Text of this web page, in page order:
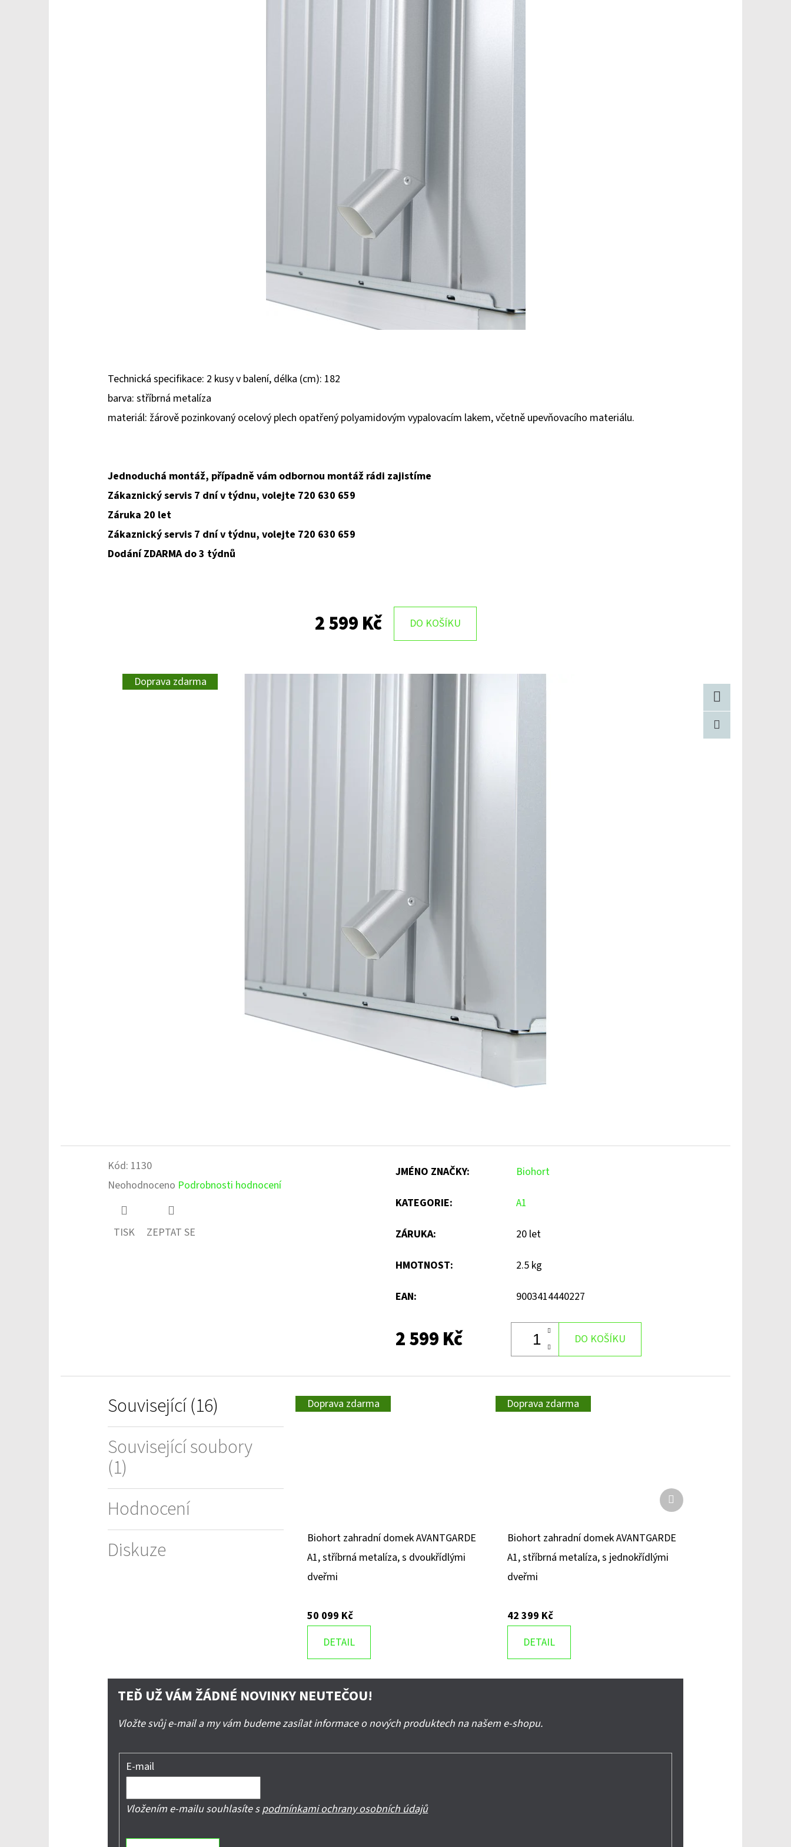
Technická specifikace: 2 kusy v balení, délka (cm): 182
barva: stříbrná metalíza
materiál: žárově pozinkovaný ocelový plech opatřený polyamidovým vypalovacím lakem, včetně upevňovacího materiálu.
Jednoduchá montáž, případně vám odbornou montáž rádi zajistíme
Zákaznický servis 7 dní v týdnu, volejte 720 630 659
Záruka 20 let
Zákaznický servis 7 dní v týdnu, volejte 720 630 659
Dodání ZDARMA do 3 týdnů
2 599 Kč DO KOŠÍKU
Doprava zdarma
Facebook
Kód: 1130
Průměrné
hodnocení
Neohodnoceno Podrobnosti hodnocení
TISK ZEPTAT SE
JMÉNO ZNAČKY: Biohort
KATEGORIE: A1
ZÁRUKA: 20 let
HMOTNOST: 2.5 kg
EAN: 9003414440227
2 599 Kč DO KOŠÍKU
Související (16)
Související soubory
(1)
Hodnocení
Diskuze
Doprava zdarma
Biohort zahradní domek AVANTGARDE
A1, stříbrná metalíza, s dvoukřídlými
dveřmi
50 099 Kč
DETAIL
Doprava zdarma
Biohort zahradní domek AVANTGARDE
A1, stříbrná metalíza, s jednokřídlými
dveřmi
42 399 Kč
DETAIL
Další
produkt
TEĎ UŽ VÁM ŽÁDNÉ NOVINKY NEUTEČOU!
Vložte svůj e-mail a my vám budeme zasílat informace o nových produktech na našem e-shopu.
E-mail
Vložením e-mailu souhlasíte spodmínkami ochrany osobních údajů